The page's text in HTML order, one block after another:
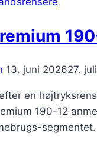
13. juni 202627.
en
190-12